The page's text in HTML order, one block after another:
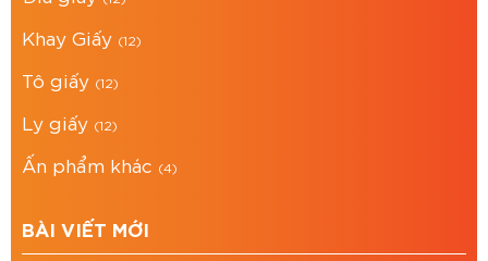
liệu, uy tín, chuyên nghiệp, chất lượng tại Thành
phố Hồ Chí Minh. Chúng tôi cung cấp dịch vụ: in
hộp quà giấy, in hộp bánh,.. theo yêu cầu.
Địa chỉ: 766/18 Lạc Long Quân, Phường 9, Tân
Bình, TP.HCM
Email: baobiasiavn@gmail.com
Khay Giấy (12)
Tô giấy (12)
Ly giấy (12)
Ấn phẩm khác (4)
BÀI VIẾT MỚI